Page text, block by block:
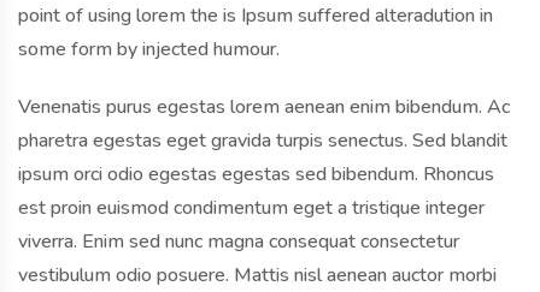
point of using lorem the is Ipsum suffered alteradution in
some form by injected humour.
Venenatis purus egestas lorem aenean enim bibendum. Ac
pharetra egestas eget gravida turpis senectus. Sed blandit
ipsum orci odio egestas egestas sed bibendum. Rhoncus
est proin euismod condimentum eget a tristique integer
viverra. Enim sed nunc magna consequat consectetur
vestibulum odio posuere. Mattis nisl aenean auctor morbi